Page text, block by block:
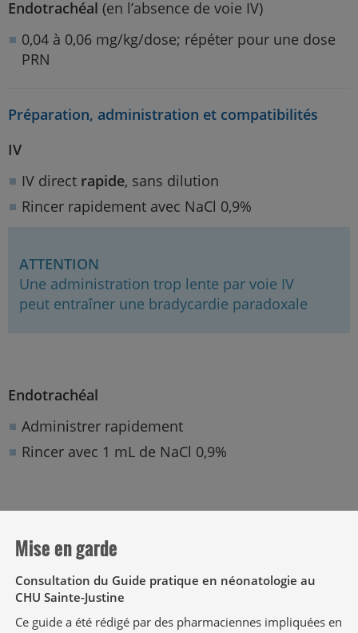
Endotrachéal (en l’absence de voie IV)
0,04 à 0,06 mg/kg/dose; répéter pour une dose
PRN
Préparation, administration et compatibilités
IV
IV direct rapide, sans dilution
Rincer rapidement avec NaCl 0,9%
ATTENTION
Une administration trop lente par voie IV
peut entraîner une bradycardie paradoxale
Endotrachéal
Administrer rapidement
Rincer avec 1 mL de NaCl 0,9%
D5%, NaCl 0,9%
Compatibilités en dérivé (en Y)
Non applicable
Mise en garde
Consultation du Guide pratique en néonatologie au
CHU Sainte-Justine
Ce guide a été rédigé par des pharmaciennes impliquées en